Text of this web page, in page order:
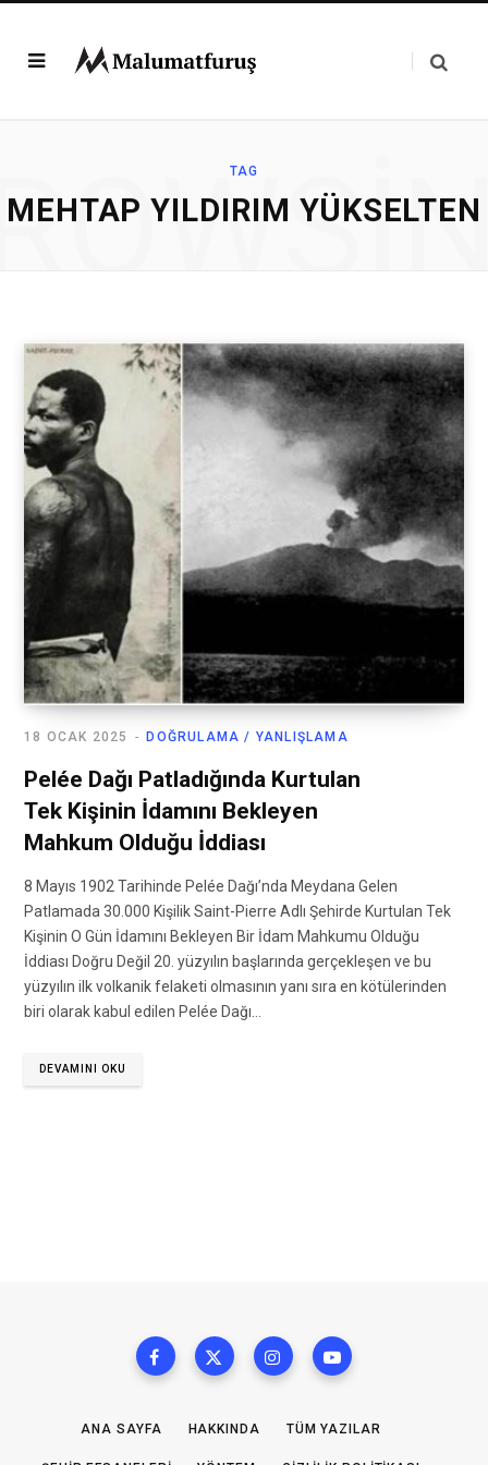
TAG
MEHTAP YILDIRIM YÜKSELTEN
DOĞRULAMA / YANLIŞLAMA
18 OCAK 2025
Pelée Dağı Patladığında Kurtulan
Tek Kişinin İdamını Bekleyen
Mahkum Olduğu İddiası
8 Mayıs 1902 Tarihinde Pelée Dağı’nda Meydana Gelen
Patlamada 30.000 Kişilik Saint-Pierre Adlı Şehirde Kurtulan Tek
Kişinin O Gün İdamını Bekleyen Bir İdam Mahkumu Olduğu
İddiası Doğru Değil 20. yüzyılın başlarında gerçekleşen ve bu
yüzyılın ilk volkanik felaketi olmasının yanı sıra en kötülerinden
biri olarak kabul edilen Pelée Dağı…
DEVAMINI OKU
ANA SAYFA HAKKINDA TÜM YAZILAR